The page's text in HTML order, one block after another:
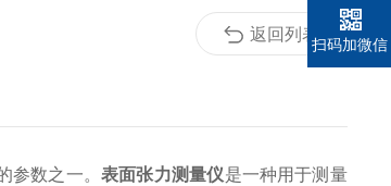
参数之一。表面张力测量仪是一种用于测量
返回列表
扫码加微信